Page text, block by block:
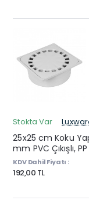
Stokta Var
25x25 cm Koku
mm PVC Çıkışlı,
KDV Dahil Fiyatı :
192,00 TL